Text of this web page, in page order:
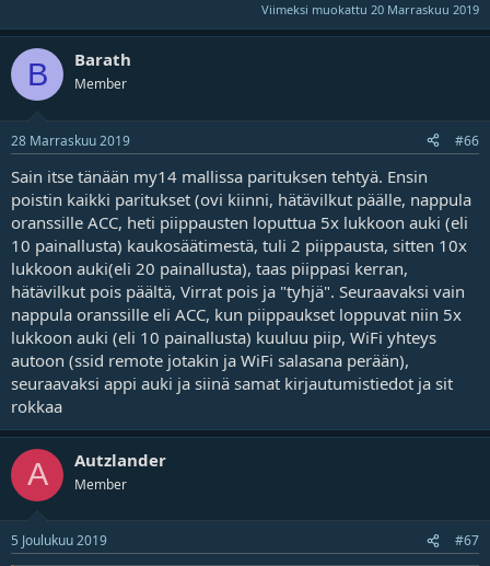
Viimeksi muokattu 20 Marraskuu 2019
B Barath
Member
28 Marraskuu 2019 #66
Sain itse tänään my14 mallissa parituksen tehtyä. Ensin
poistin kaikki paritukset (ovi kiinni, hätävilkut päälle, nappula
oranssille ACC, heti piippausten loputtua 5x lukkoon auki (eli
10 painallusta) kaukosäätimestä, tuli 2 piippausta, sitten 10x
lukkoon auki(eli 20 painallusta), taas piippasi kerran,
hätävilkut pois päältä, Virrat pois ja "tyhjä". Seuraavaksi vain
nappula oranssille eli ACC, kun piippaukset loppuvat niin 5x
lukkoon auki (eli 10 painallusta) kuuluu piip, WiFi yhteys
autoon (ssid remote jotakin ja WiFi salasana perään),
seuraavaksi appi auki ja siinä samat kirjautumistiedot ja sit
rokkaa
A Autzlander
Member
5 Joulukuu 2019 #67